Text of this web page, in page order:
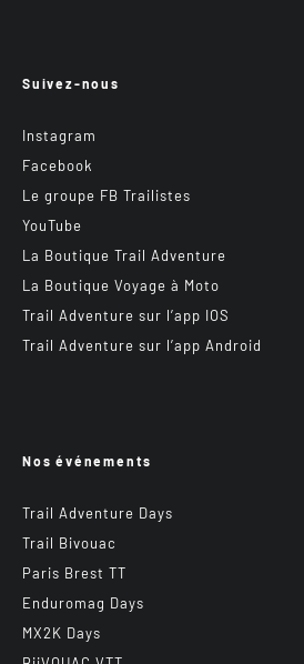
Suivez-nous
Instagram
Facebook
Le groupe FB Trailistes
YouTube
La Boutique Trail Adventure
La Boutique Voyage à Moto
Trail Adventure sur l’app IOS
Trail Adventure sur l’app Android
Nos événements
Trail Adventure Days
Trail Bivouac
Paris Brest TT
Enduromag Days
MX2K Days